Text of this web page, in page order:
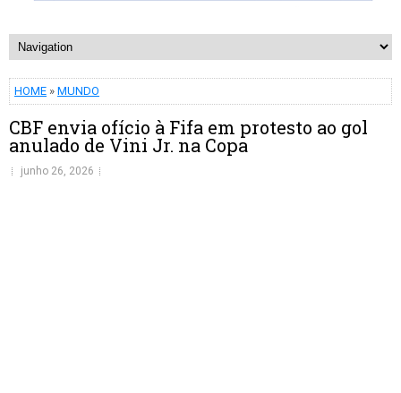
HOME » MUNDO
CBF envia ofício à Fifa em protesto ao gol
anulado de Vini Jr. na Copa
junho 26, 2026